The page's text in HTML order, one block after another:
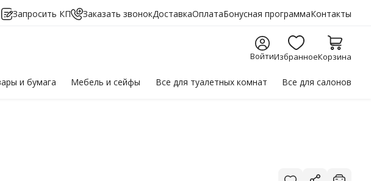
Запросить КП Заказать звонокДоставкаОплатаБонусная программаКонтакты
ВойтиИзбранноеКорзина
и бумага Мебельи сейфы Все для туалетных комнат Все для салонов